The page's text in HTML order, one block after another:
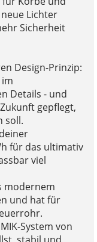
Lichter
Sicherheit
Design-Prinzip:
Details - und
gepflegt,
soll.
für das ultimativ
viel
modernem
und hat für
System von